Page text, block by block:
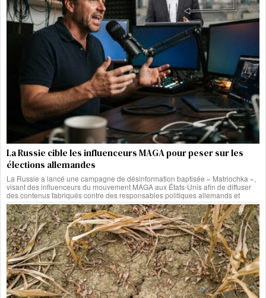
La Russie cible les influenceurs MAGA pour peser sur les
élections allemandes
La Russie a lancé une campagne de désinformation baptisée « Matriochka »,
visant des influenceurs du mouvement MAGA aux États-Unis afin de diffuser
des contenus fabriqués contre des responsables politiques allemands et